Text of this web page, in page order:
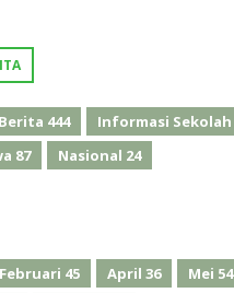
Berita 444 Informasi Sekolah
87 Nasional 24
Februari 45 April 36 Mei 54